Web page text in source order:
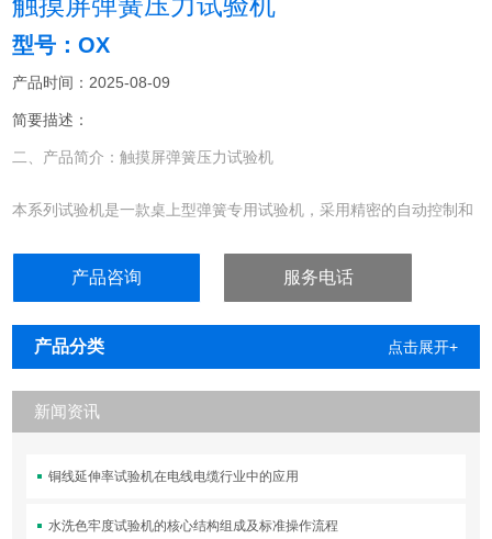
型号：OX
产品时间：2025-08-09
简要描述：
二、产品简介：触摸屏弹簧压力试验机
本系列试验机是一款桌上型弹簧专用试验机，采用精密的自动控制和
弹性试样和其他类似零部件进行相关试验。本机检定规程符合
产品咨询 服务电话
产品分类 点击展开+
新闻资讯
铜线延伸率试验机在电线电缆行业中的应用
水洗色牢度试验机的核心结构组成及标准操作流程